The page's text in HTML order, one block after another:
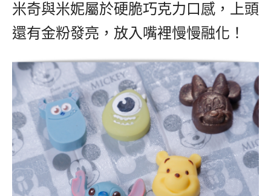
米奇與米妮屬於硬脆巧克力口感，上頭
還有金粉發亮，放入嘴裡慢慢融化！